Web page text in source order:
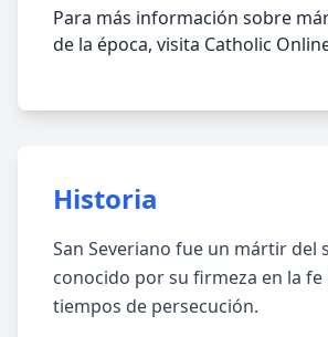
Para más información sobre
de la época, visita Catholic
Historia
San Severiano fue un mártir del
conocido por su firmeza en la
tiempos de persecución.